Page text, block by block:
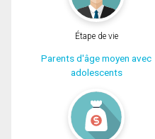
Étape de vie
Parents d'âge moyen avec
adolescents